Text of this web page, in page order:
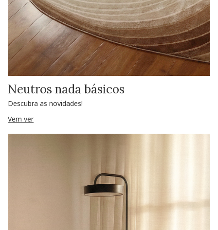
Neutros nada básicos
Descubra as novidades!
Vem ver